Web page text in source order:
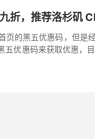
折，推荐洛杉矶
页的黑五优惠码，但是
优惠码来获取优惠，